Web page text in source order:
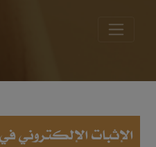
الإثبات الإلكتروني